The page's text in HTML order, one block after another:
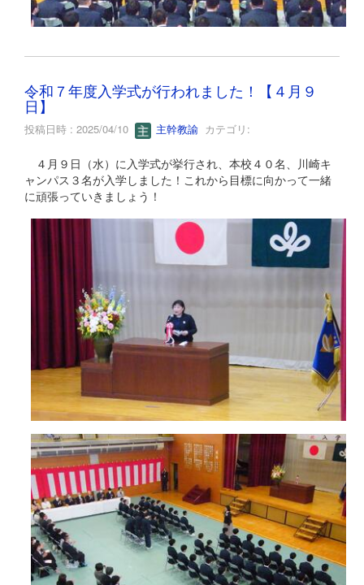
令和７年度入学式が行われました！【４月９
日】
投稿日時 : 2025/04/10 主幹教諭 カテゴリ:
４月９日（水）に入学式が挙行され、本校４０名、川崎キ
ャンパス３名が入学しました！これから目標に向かって一緒
に頑張っていきましょう！